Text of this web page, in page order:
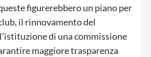
figurerebbero un piano per
il rinnovamento del
di una commissione
maggiore trasparenza